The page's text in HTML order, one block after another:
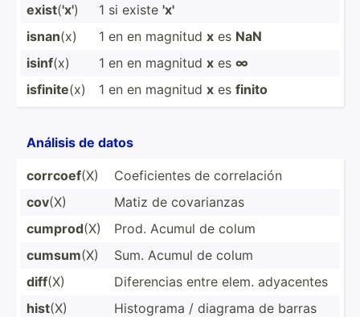
exist('x') 1 si existe 'x'
isnan(x) 1 en en magnitud x es NaN
isinf(x) 1 en en magnitud x es ∞
isfinite(x) 1 en en magnitud x es finito
Análisis de datos
corrcoef(X)
Coefic­ientes de correl­ación
cov(X)
Matiz de covari­anzas
cumprod(X)
Prod. Acumul de colum
cumsum(X)
Sum. Acumul de colum
diff(X)
Difere­ncias entre elem. adyacentes
hist(X)
Histograma / diagrama de barras